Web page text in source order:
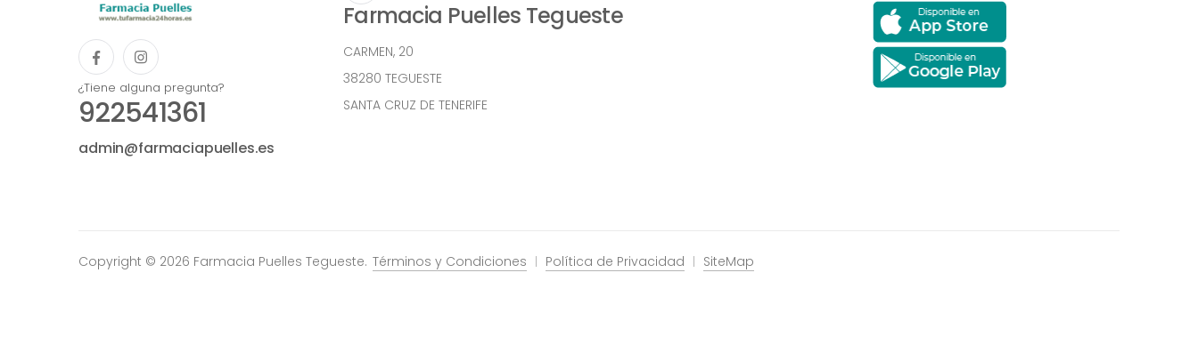
¿Tiene alguna pregunta?
922541361
admin@farmaciapuelles.es
Farmacia Puelles Tegueste
CARMEN, 20
38280 TEGUESTE
SANTA CRUZ DE TENERIFE
Copyright © 2026 Farmacia Puelles Tegueste. Términos y Condiciones Política de Privacidad SiteMap